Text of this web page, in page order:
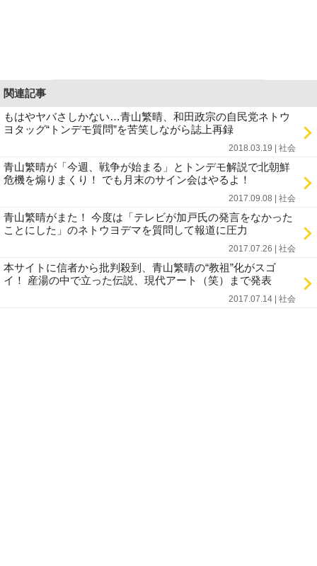
関連記事
もはやヤバさしかない…青山繁晴、和田政宗の自民党ネトウ
ヨタッグ“トンデモ質問”を苦笑しながら誌上再録
2018.03.19 | 社会
青山繁晴が「今週、戦争が始まる」とトンデモ解説で北朝鮮
危機を煽りまくり！ でも月末のサイン会はやるよ！
2017.09.08 | 社会
青山繁晴がまた！ 今度は「テレビが加戸氏の発言をなかった
ことにした」のネトウヨデマを質問して報道に圧力
2017.07.26 | 社会
本サイトに信者から批判殺到、青山繁晴の“教祖”化がスゴ
イ！ 産湯の中で立った伝説、現代アート（笑）まで発表
2017.07.14 | 社会